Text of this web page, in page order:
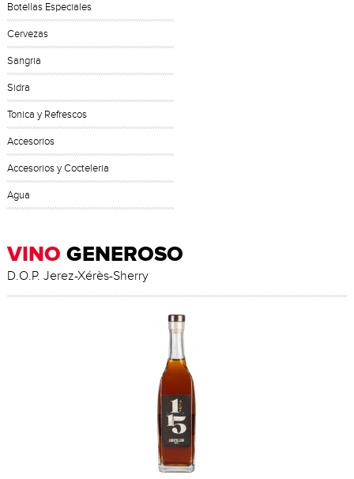
Botellas Especiales
Cervezas
Sangria
Sidra
Tonica y Refrescos
Accesorios
Accesorios y Cocteleria
Agua
VINO GENEROSO
D.O.P. Jerez-Xérès-Sherry